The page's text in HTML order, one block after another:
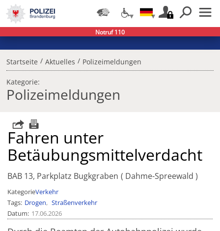
Startseite / Aktuelles / Polizeimeldungen
Kategorie:
Polizeimeldungen
Fahren unter
Betäubungsmittelverdacht
BAB 13, Parkplatz Bugkgraben Dahme-Spreewald
KategorieVerkehr
Tags Drogen
Straßenverkehr
Datum 17.06.2026
Notruf 110